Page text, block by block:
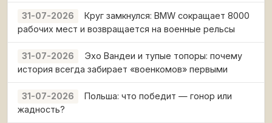
31-07-2026
Круг замкнулся: BMW сокращает 8000
рабочих мест и возвращается на военные рельсы
31-07-2026
Эхо Вандеи и тупые топоры: почему
история всегда забирает «военкомов» первыми
31-07-2026
Польша: что победит — гонор или
жадность?